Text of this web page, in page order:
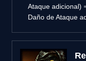
Ataque adicional)
Daño de Ataque